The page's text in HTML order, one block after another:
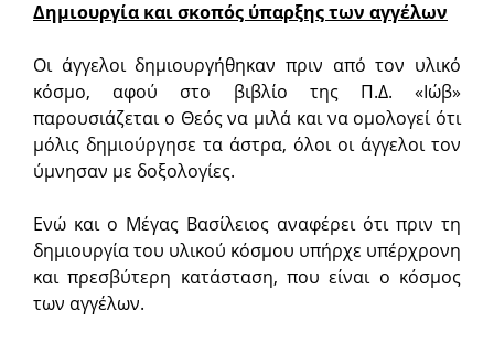
Δημιουργία και σκοπός ύπαρξης των αγγέλων
Οι άγγελοι δημιουργήθηκαν πριν από τον υλικό
κόσμο, αφού στο βιβλίο της Π.Δ. «Ιώβ»
παρουσιάζεται ο Θεός να μιλά και να ομολογεί ότι
μόλις δημιούργησε τα άστρα, όλοι οι άγγελοι τον
ύμνησαν με δοξολογίες.
Ενώ και ο Μέγας Βασίλειος αναφέρει ότι πριν τη
δημιουργία του υλικού κόσμου υπήρχε υπέρχρονη
και πρεσβύτερη κατάσταση, που είναι ο κόσμος
των αγγέλων.